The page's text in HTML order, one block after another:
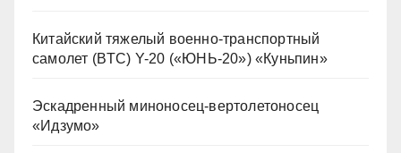
Китайский тяжелый военно-транспортный
самолет (BTC) Y-20 («ЮНЬ-20») «Куньпин»
Эскадренный миноносец-вертолетоносец
«Идзумо»